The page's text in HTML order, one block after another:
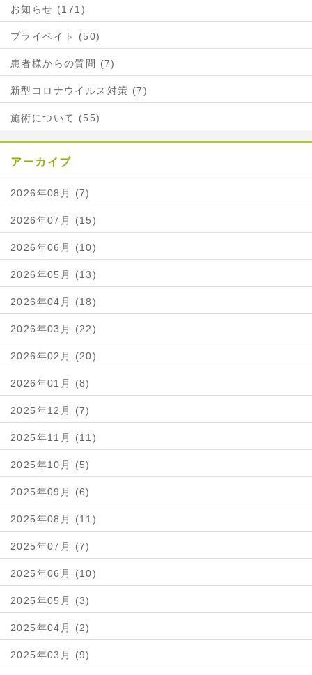
お知らせ (171)
プライベイト (50)
患者様からの質問 (7)
新型コロナウイルス対策 (7)
施術について (55)
アーカイブ
2026年08月 (7)
2026年07月 (15)
2026年06月 (10)
2026年05月 (13)
2026年04月 (18)
2026年03月 (22)
2026年02月 (20)
2026年01月 (8)
2025年12月 (7)
2025年11月 (11)
2025年10月 (5)
2025年09月 (6)
2025年08月 (11)
2025年07月 (7)
2025年06月 (10)
2025年05月 (3)
2025年04月 (2)
2025年03月 (9)